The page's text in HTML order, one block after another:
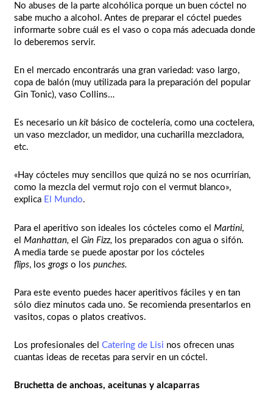
No abuses de la parte alcohólica porque un buen cóctel no
sabe mucho a alcohol. Antes de preparar el cóctel puedes
informarte sobre cuál es el vaso o copa más adecuada donde
lo deberemos servir.
En el mercado encontrarás una gran variedad: vaso largo,
copa de balón (muy utilizada para la preparación del popular
Gin Tonic), vaso Collins…
Es necesario unkit básico de coctelería, como una coctelera,
un vaso mezclador, un medidor, una cucharilla mezcladora,
etc.
«Hay cócteles muy sencillos que quizá no se nos ocurrirían,
como la mezcla del vermut rojo con el vermut blanco»,
explica El Mundo.
Para el aperitivo son ideales los cócteles como el Martini,
el Manhattan, elGin Fizz, los preparados con agua o sifón.
A media tarde se puede apostar por los cócteles
flips, los grogs o lospunches.
Para este evento puedes hacer aperitivos fáciles y en tan
sólo diez minutos cada uno. Se recomienda presentarlos en
vasitos, copas o platos creativos.
Los profesionales delCatering de Lisi nos ofrecen unas
cuantas ideas de recetas para servir en un cóctel.
Bruchetta de anchoas, aceitunas y alcaparras